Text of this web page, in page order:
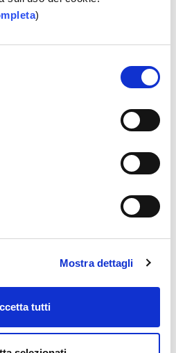
)
Mostra dettagli
tutti
: Per gestire e controllare
i limiti di spesa per importo,
della carta direttamente da
multirischi
: polizza multi-rischi
per acquisti e trasferte.
titolari
: APP Nexi Pay e portale
Nexi in modo semplice e